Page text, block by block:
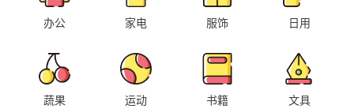
办公 家电 服饰 日用
蔬果 运动 书籍 文具